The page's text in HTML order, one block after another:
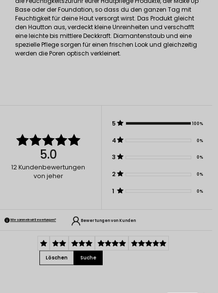
Base oder der Foundation, so dass du den ganzen Tag mit
Feuchtigkeit für deine Haut versorgt wirst. Das Produkt gleicht
den Hautton aus, verdeckt kleine Unreinheiten und verschafft
eine leichte bis mittlere Deckkraft. Diamantenstaub und eine
spezielle Pflege sorgen für einen frischen Look und gleichzeitig
werden die Poren optisch verkleinert.
5.0
12Kundenbewertungen
von jeher
5 100%
4 0%
3 0%
2 0%
1 0%
Wie sammeln wir Bewertungen? Bewertungen von Kunden
Löschen Suche